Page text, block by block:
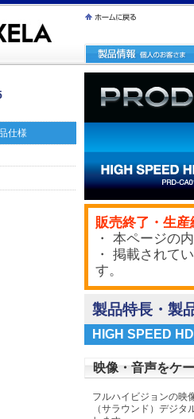
仕様
販売終了・生産
・ 本ページの
・ 掲載されて
す。
製品特長・製
HIGH SPEED
映像・音声をケ
フルハイビジョンの映
（サラウンド）デジ